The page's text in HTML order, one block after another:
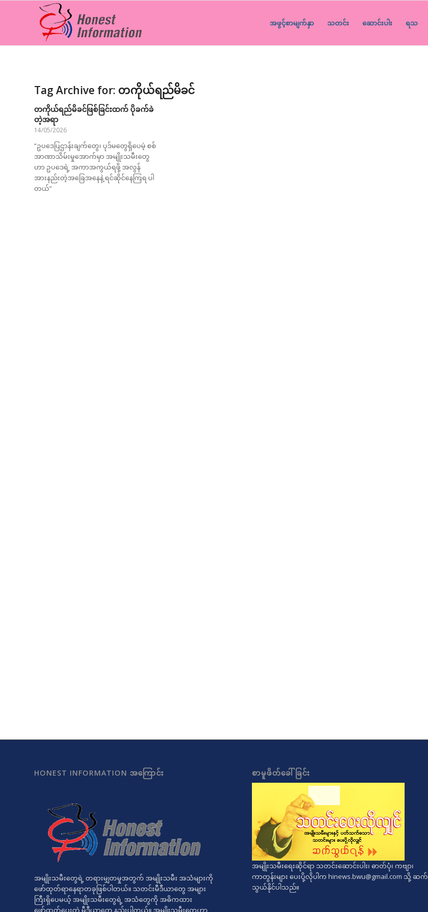
အဖွင့်စာမျက်နှာ သတင်း ဆောင်းပါး ရသ
Tag Archive for: တကိုယ်ရည်မိခင်
တကိုယ်ရည်မိခင်ဖြစ်ခြင်းထက် ပိုခက်ခဲ
တဲ့အရာ
14/05/2026
“ဥပဒေပြဌာန်းချက်တွေ၊ ပုဒ်မတွေရှိပေမဲ့ စစ်
အာဏာသိမ်းမှုအောက်မှာ အမျိုးသမီးတွေ
ဟာ ဥပဒေရဲ့ အကာအကွယ်ရဖို့ အလွန်
အားနည်းတဲ့အခြေအနေနဲ့ ရင်ဆိုင်နေကြရ ပါ
တယ်”
HONEST INFORMATION အကြောင်း
အမျိုးသမီးတွေရဲ့ တရားမျှတမှုအတွက် အမျိုးသမီး အသံများကို
ဖော်ထုတ်ရာနေရာတခုဖြစ်ပါတယ်။ သတင်းမီဒီယာတွေ အများ
ကြီးရှိပေမယ့် အမျိုးသမီးတွေရဲ့ အသံတွေကို အဓိကထား
ဖော်ထုတ်ပေးတဲ့ မီဒီယာတွေ နည်းပါတယ်။ အမျိုးသမီးတွေဟာ
စာမူဖိတ်ခေါ်ခြင်း
အမျိုးသမီးရေးဆိုင်ရာ သတင်းဆောင်းပါး၊ ဓာတ်ပုံ၊ ကဗျာ၊
ကာတွန်းများ ပေးပို့လိုပါက hinews.bwu@gmail.com သို့ ဆက်
သွယ်နိုင်ပါသည်။